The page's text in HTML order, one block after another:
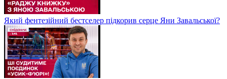
Який фентезійний бестселер підкорив серце Яни Завальської?